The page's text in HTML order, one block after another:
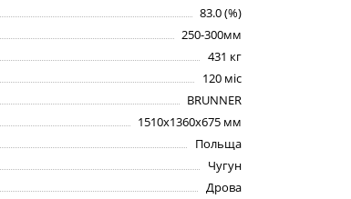
83.0 (%)
250-300мм
431 кг
120 міс
BRUNNER
1510х1360х675 мм
Польща
Чугун
Дрова